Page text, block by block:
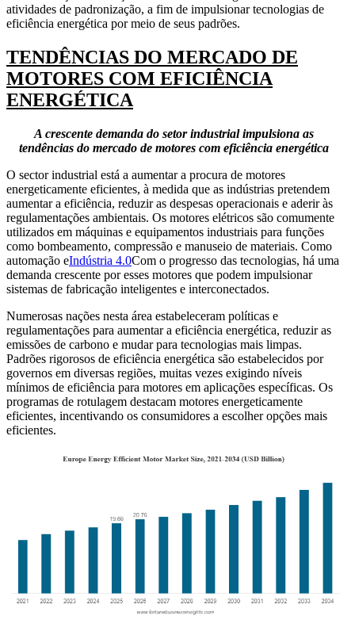
atividades de padronização, a fim de impulsionar tecnologias de
eficiência energética por meio de seus padrões.
TENDÊNCIAS DO MERCADO DE
MOTORES COM EFICIÊNCIA
ENERGÉTICA
A crescente demanda do setor industrial impulsiona as
tendências do mercado de motores com eficiência energética
O sector industrial está a aumentar a procura de motores
energeticamente eficientes, à medida que as indústrias pretendem
aumentar a eficiência, reduzir as despesas operacionais e aderir às
regulamentações ambientais. Os motores elétricos são comumente
utilizados em máquinas e equipamentos industriais para funções
como bombeamento, compressão e manuseio de materiais. Como
automação eIndústria 4.0Com o progresso das tecnologias, há uma
demanda crescente por esses motores que podem impulsionar
sistemas de fabricação inteligentes e interconectados.
Numerosas nações nesta área estabeleceram políticas e
regulamentações para aumentar a eficiência energética, reduzir as
emissões de carbono e mudar para tecnologias mais limpas.
Padrões rigorosos de eficiência energética são estabelecidos por
governos em diversas regiões, muitas vezes exigindo níveis
mínimos de eficiência para motores em aplicações específicas. Os
programas de rotulagem destacam motores energeticamente
eficientes, incentivando os consumidores a escolher opções mais
eficientes.